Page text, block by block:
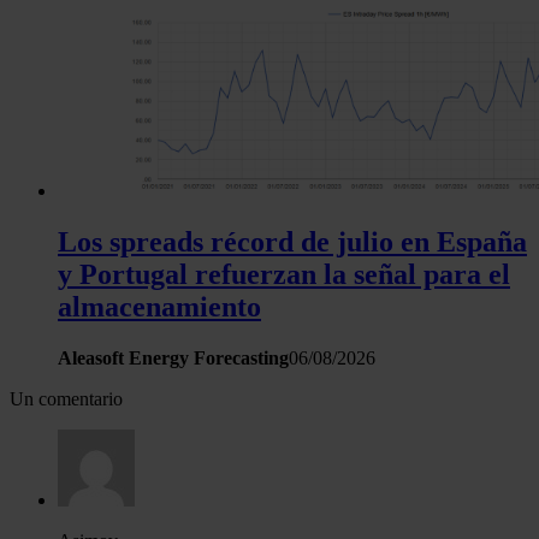
Los spreads récord de julio en España
y Portugal refuerzan la señal para el
almacenamiento
Aleasoft Energy Forecasting06/08/2026
Un comentario